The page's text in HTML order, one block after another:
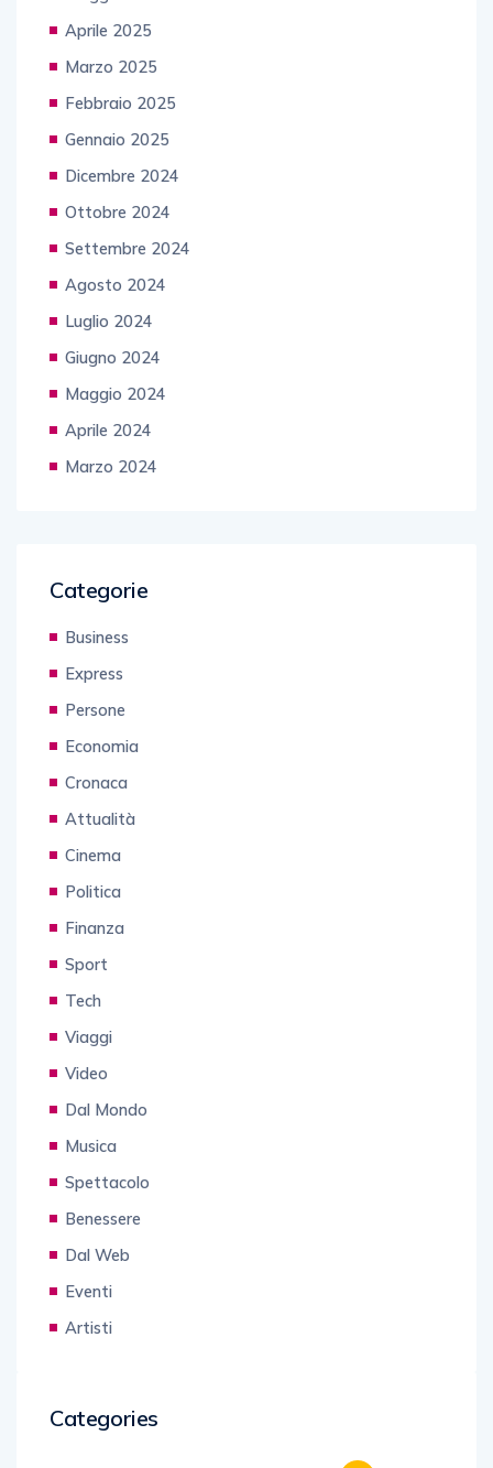
Aprile 2025
Marzo 2025
Febbraio 2025
Gennaio 2025
Dicembre 2024
Ottobre 2024
Settembre 2024
Agosto 2024
Luglio 2024
Giugno 2024
Maggio 2024
Aprile 2024
Marzo 2024
Categorie
Business
Express
Persone
Economia
Cronaca
Attualità
Cinema
Politica
Finanza
Sport
Tech
Viaggi
Video
Dal Mondo
Musica
Spettacolo
Benessere
Dal Web
Eventi
Artisti
Categories